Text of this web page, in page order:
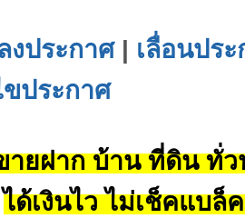
งประกาศ| เลื่อนปร
ประกาศ
ยฝาก บ้าน ที่ดิน ทั่ว
ได้เงินไว ไม่เช็คแบล็